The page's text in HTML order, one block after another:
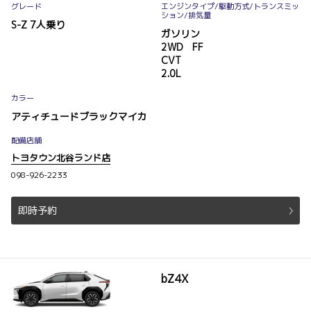
グレード
S-Z 7人乗り
エンジンタイプ/駆動方式/ トランスミッ
ション/排気量
ガソリン
2WD FF
CVT
2.0L
カラー
アティチュードブラックマイカ
配備店舗
トヨタウン北谷ランド店
098-926-2233
即時予約
bZ4X